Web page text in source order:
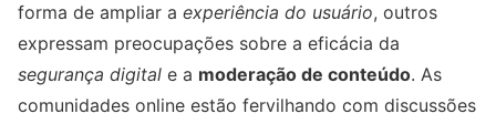
forma de ampliar a experiência do usuário, outros
expressam preocupações sobre a eficácia da
segurança digital e a moderação de conteúdo. As
comunidades online estão fervilhando com discussões